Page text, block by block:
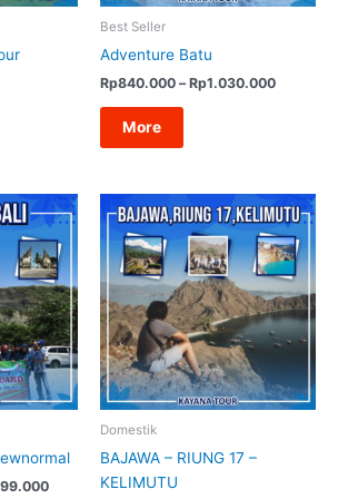
Best Seller
Adventure Batu
Rp840.000 – Rp1.030.000Rentang
More
Rentang
Domestik
BAJAWA – RIUNG 17 –
KELIMUTU
Tour Raja Ampat